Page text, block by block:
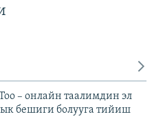
– онлайн таалимдин эл
бешиги болууга тийиш